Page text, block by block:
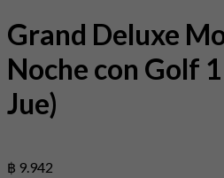
Grand Deluxe
Noche con Golf
Jue)
฿ 9.942